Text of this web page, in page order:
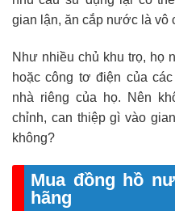
gian lận, ăn cắp nước là vô
Như nhiều chủ khu trọ, họ
hoặc công tơ điện của
nhà riêng của họ. Nên
chỉnh, can thiệp gì vào
không?
Mua đồng hồ
hãng